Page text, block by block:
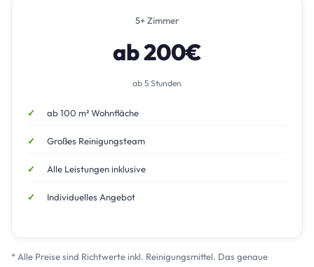
5+ Zimmer
ab 200€
ab 5 Stunden
ab 100 m² Wohnfläche
Großes Reinigungsteam
Alle Leistungen inklusive
Individuelles Angebot
* Alle Preise sind Richtwerte inkl. Reinigungsmittel. Das genaue